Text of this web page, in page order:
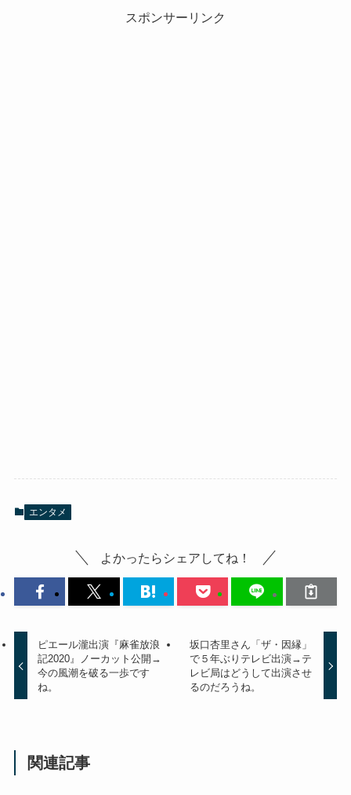
スポンサーリンク
エンタメ
よかったらシェアしてね！
ピエール瀧出演『麻雀放浪
記2020』ノーカット公開→
今の風潮を破る一歩です
ね。
坂口杏里さん「ザ・因縁」
で５年ぶりテレビ出演→テ
レビ局はどうして出演させ
るのだろうね。
関連記事